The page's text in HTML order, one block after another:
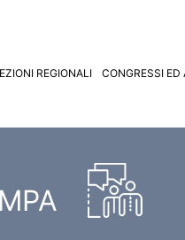
REGIONALI CONGRESSI